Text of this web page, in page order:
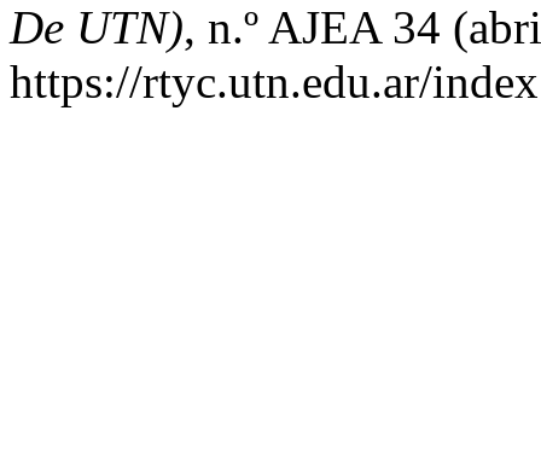
De UTN), n.º AJEA 34
https://rtyc.utn.edu.ar/